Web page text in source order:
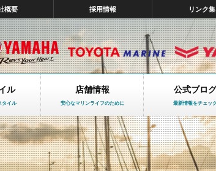
概要 採用情報 リンク集
ル
タイル
店舗情報
安心なマリンライフのために
公式ブログ
最新情報をチェック